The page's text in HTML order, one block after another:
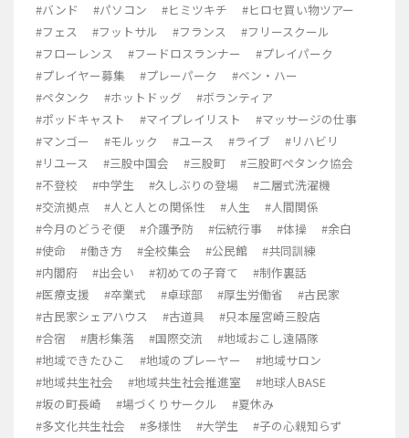
#バンド
#パソコン #ヒミツキチ
#ヒロセ買い物ツアー
#フェス
#フットサル #フランス
#フリースクール
#フローレンス
#フードロスランナー
#プレイパーク
#プレイヤー募集
#プレーパーク
#ベン・ハー
#ペタンク
#ホットドッグ
#ボランティア
#ポッドキャスト
#マイプレイリスト
#マッサージの仕事
#マンゴー
#モルック #ユース #ライブ
#リハビリ
#リユース
#三股中国会 #三股町
#三股町ペタンク協会
#不登校
#中学生 #久しぶりの登場
#二層式洗濯機
#交流拠点
#人と人との関係性 #人生
#人間関係
#今月のどうぞ便
#介護予防 #伝統行事 #体操
#余白
#使命
#働き方 #全校集会 #公民館
#共同訓練
#内閣府
#出会い #初めての子育て
#制作裏話
#医療支援
#卒業式 #卓球部 #厚生労働省
#古民家
#古民家シェアハウス
#古道具
#只本屋宮崎三股店
#合宿
#唐杉集落 #国際交流
#地域おこし遠隔隊
#地域できたひこ
#地域のプレーヤー
#地域サロン
#地域共生社会
#地域共生社会推進室
#地球人BASE
#坂の町長崎
#場づくりサークル
#夏休み
#多文化共生社会
#多様性 #大学生
#子の心親知らず